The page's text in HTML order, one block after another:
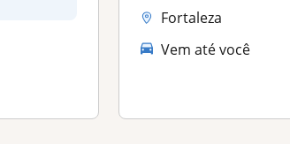
Fortaleza
Vem até você